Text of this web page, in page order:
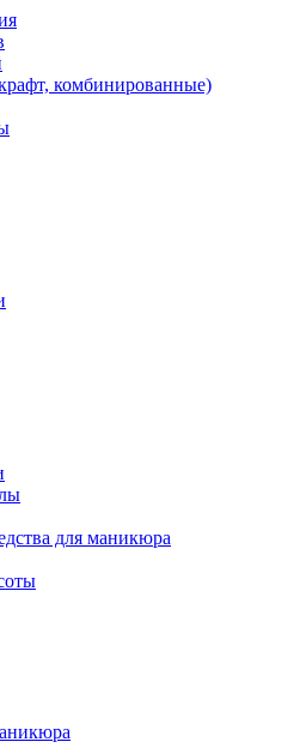
комбинированные)
для маникюра